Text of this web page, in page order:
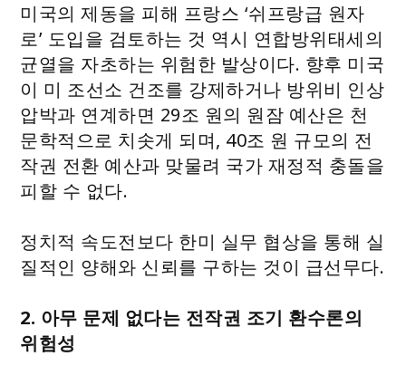
미국의 제동을 피해 프랑스 ‘쉬프랑급 원자
로’ 도입을 검토하는 것 역시 연합방위태세의
균열을 자초하는 위험한 발상이다. 향후 미국
이 미 조선소 건조를 강제하거나 방위비 인상
압박과 연계하면 29조 원의 원잠 예산은 천
문학적으로 치솟게 되며, 40조 원 규모의 전
작권 전환 예산과 맞물려 국가 재정적 충돌을
피할 수 없다.
정치적 속도전보다 한미 실무 협상을 통해 실
질적인 양해와 신뢰를 구하는 것이 급선무다.
2. 아무 문제 없다는 전작권 조기 환수론의
위험성